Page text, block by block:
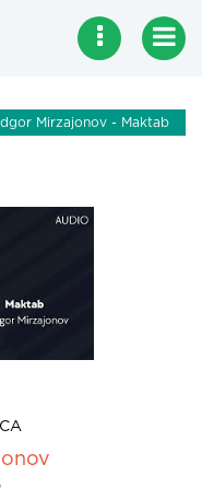
Mirzajonov - Maktab